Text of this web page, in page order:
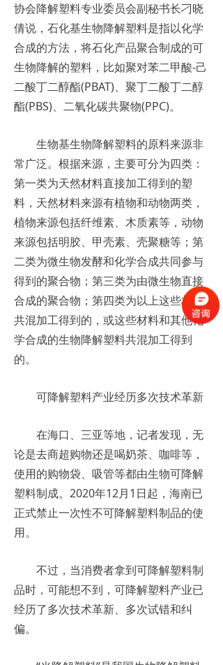
协会降解塑料专业委员会副秘书长刁晓
倩说，石化基生物降解塑料是指以化学
合成的方法，将石化产品聚合制成的可
生物降解的塑料，比如聚对苯二甲酸-己
二酸丁二醇酯(PBAT)、聚丁二酸丁二醇
酯(PBS)、二氧化碳共聚物(PPC)。
生物基生物降解塑料的原料来源非
常广泛。根据来源，主要可分为四类：
第一类为天然材料直接加工得到的塑
料，天然材料来源有植物和动物两类，
植物来源包括纤维素、木质素等，动物
来源包括明胶、甲壳素、壳聚糖等；第
二类为微生物发酵和化学合成共同参与
得到的聚合物；第三类为由微生物直接
合成的聚合物；第四类为以上这些材料
共混加工得到的，或这些材料和其他化
学合成的生物降解塑料共混加工得到
的。
可降解塑料产业经历多次技术革新
在海口、三亚等地，记者发现，无
论是去商超购物还是喝奶茶、咖啡等，
使用的购物袋、吸管等都由生物可降解
塑料制成。2020年12月1日起，海南已
正式禁止一次性不可降解塑料制品的使
用。
不过，当消费者拿到可降解塑料制
品时，可能想不到，可降解塑料产业已
经历了多次技术革新、多次试错和纠
偏。